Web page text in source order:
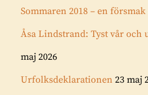
Sommaren 2018 – en
Åsa Lindstrand: Tyst vår och
maj 2026
Urfolksdeklarationen 23 maj